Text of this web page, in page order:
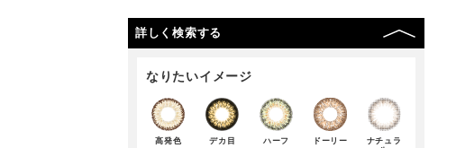
詳しく検索する
なりたいイメージ
高発色 デカ目 ハーフ ドーリー
ナチュラ